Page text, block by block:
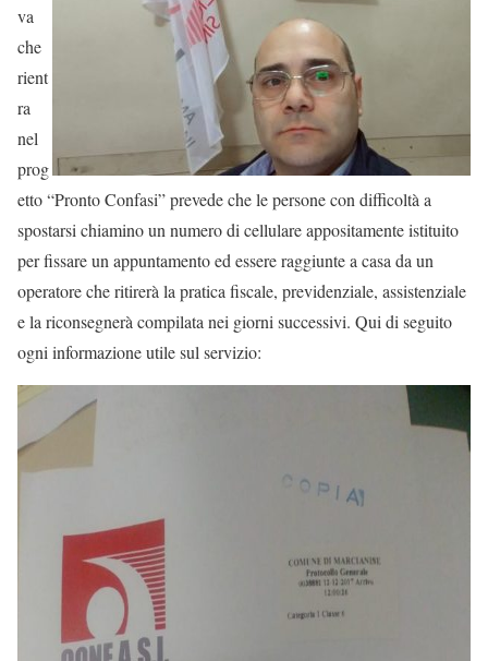
va
che
rient
ra
nel
prog
etto “Pronto Confasi” prevede che le persone con difficoltà a
spostarsi chiamino un numero di cellulare appositamente istituito
per fissare un appuntamento ed essere raggiunte a casa da un
operatore che ritirerà la pratica fiscale, previdenziale, assistenziale
e la riconsegnerà compilata nei giorni successivi. Qui di seguito
ogni informazione utile sul servizio: